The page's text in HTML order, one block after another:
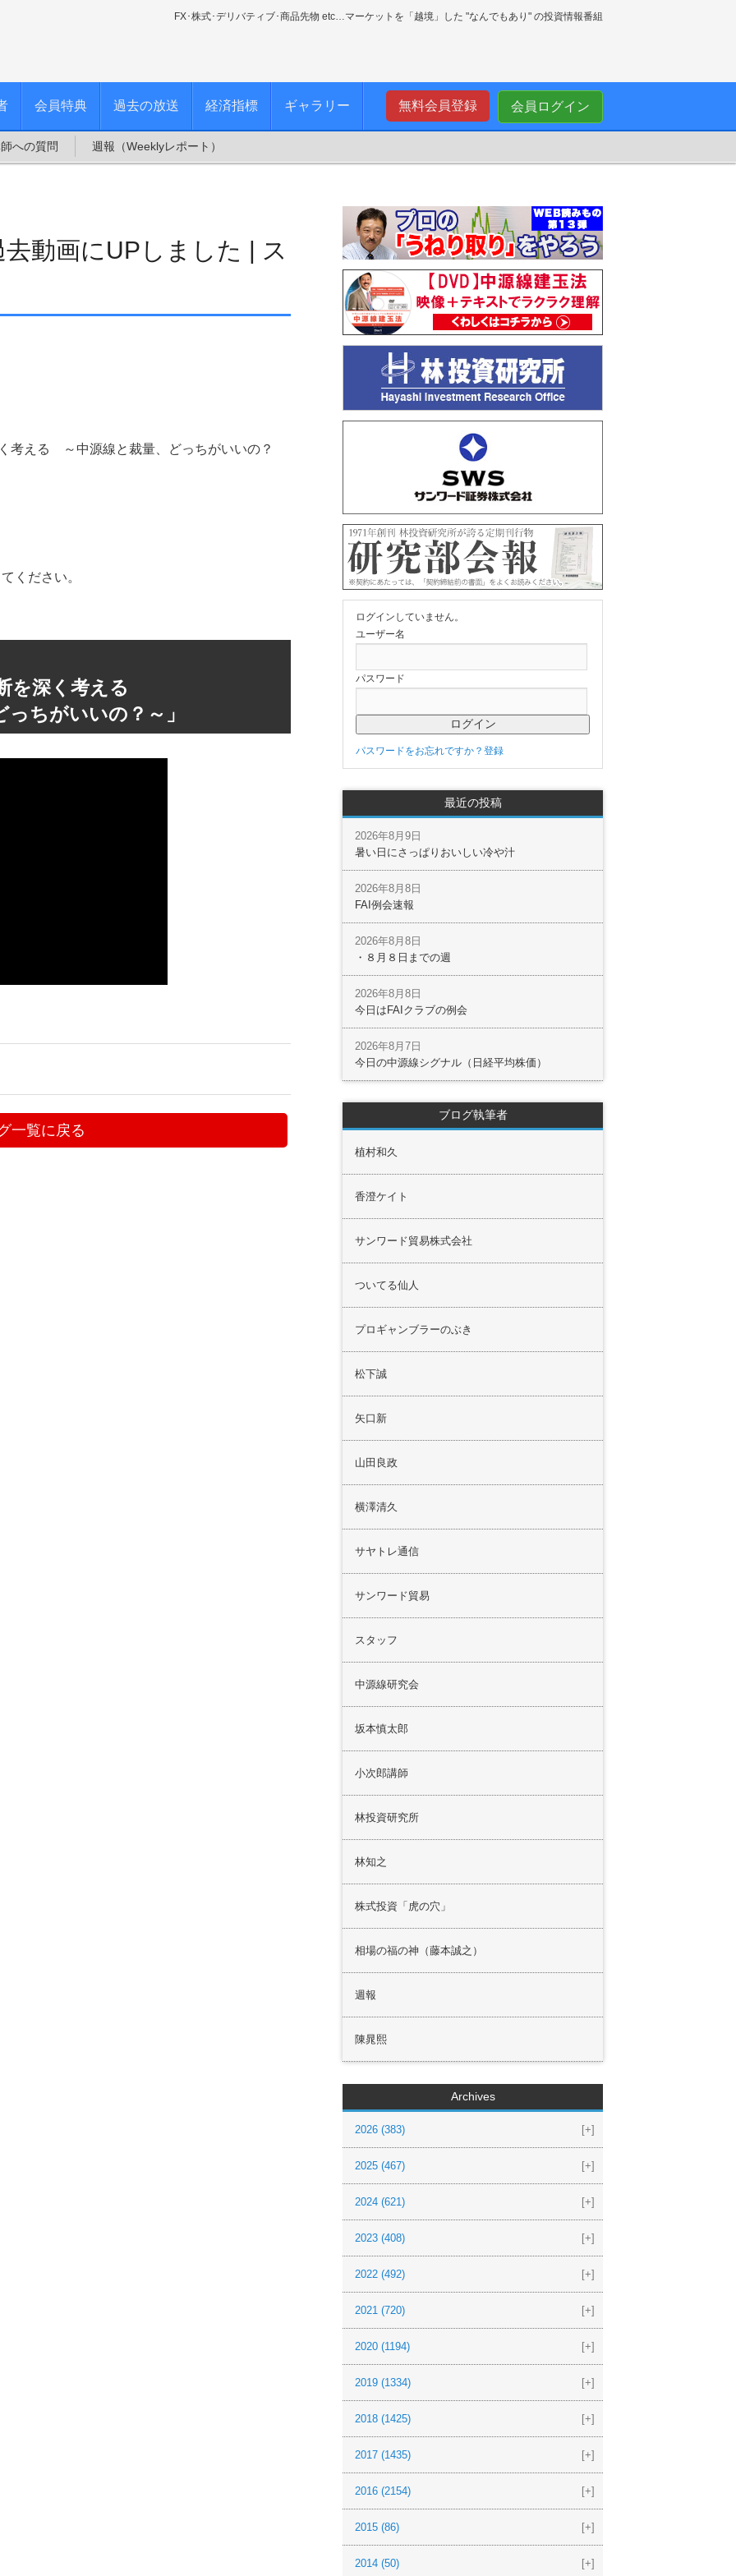
FX･株式･デリバティブ･商品先物 etc…マーケットを「越境」した "なんでもあり" の投資情報番組
会員ログイン
無料会員登録
会員特典 過去の放送 経済指標 ギャラリー
への質問 週報（Weeklyレポート）
動画にUPしました | ス
考える ～中源線と裁量、どっちがいいの？
ください。
を深く考える
がいいの？～」
一覧に戻る
ログインしていません。
ユーザー名
パスワード
パスワードをお忘れですか？ 登録
最近の投稿
暑い日にさっぱりおいしい冷や汁
2026年8月9日
FAI例会速報
2026年8月8日
・８月８日までの週
2026年8月8日
今日はFAIクラブの例会
2026年8月8日
今日の中源線シグナル（日経平均株価）
2026年8月7日
ブログ執筆者
植村和久
香澄ケイト
サンワード貿易株式会社
ついてる仙人
プロギャンブラーのぶき
松下誠
矢口新
山田良政
横澤清久
サヤトレ通信
サンワード貿易
スタッフ
中源線研究会
坂本慎太郎
小次郎講師
林投資研究所
林知之
株式投資「虎の穴」
相場の福の神（藤本誠之）
週報
陳晁熙
Archives
[+]
2026 (383)
[+]
2025 (467)
[+]
2024 (621)
[+]
2023 (408)
[+]
2022 (492)
[+]
2021 (720)
[+]
2020 (1194)
[+]
2019 (1334)
[+]
2018 (1425)
[+]
2017 (1435)
[+]
2016 (2154)
[+]
2015 (86)
[+]
2014 (50)